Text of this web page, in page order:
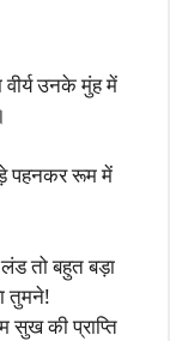
उनके मुंह में
पहनकर रूम में
तो बहुत बड़ा
तुमने!
सुख की प्राप्ति